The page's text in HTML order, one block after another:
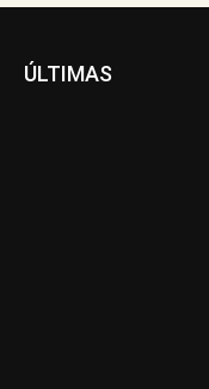
ÚLTIMAS